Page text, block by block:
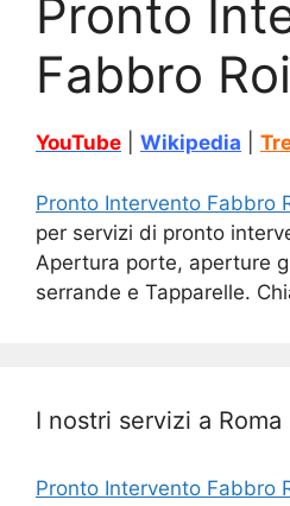
Pronto
Fabbro
YouTube Wikipedia
Pronto Intervento Fabbro
per servizi di pronto
Apertura porte, aperture
serrande e Tapparelle.
I nostri servizi a Roma
Pronto Intervento Fabbro